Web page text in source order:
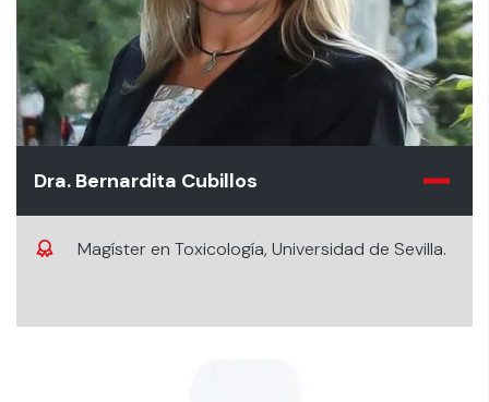
Dra. Bernardita Cubillos
Magíster en Toxicología, Universidad de Sevilla.